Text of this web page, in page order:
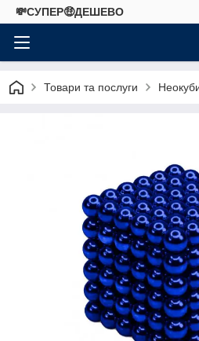
💸СУПЕР🤑ДЕШЕВО
Товари та послуги